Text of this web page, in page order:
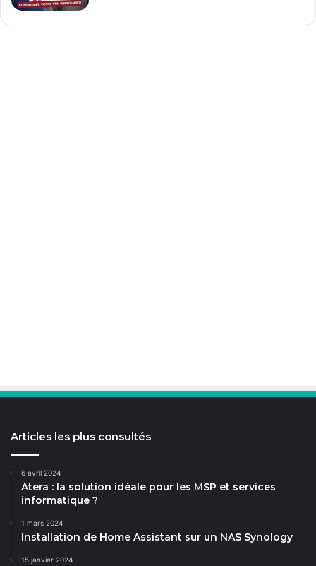
Articles les plus consultés
6 avril 2024
Atera : la solution idéale pour les MSP et services
informatique ?
1 mars 2024
Installation de Home Assistant sur un NAS Synology
15 janvier 2024